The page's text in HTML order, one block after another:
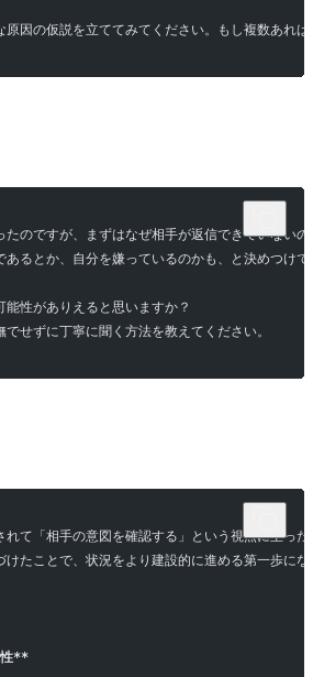
原因の仮説を立ててみてください。もし複数あれ
たのですが、まずはなぜ相手が返信できていない
あるとか、自分を嫌っているのかも、と決めつけ
能性がありえると思いますか？
せずに丁寧に聞く方法を教えてください。
れて「相手の意図を確認する」という視点に至っ
けたことで、状況をより建設的に進める第一歩にな
性**